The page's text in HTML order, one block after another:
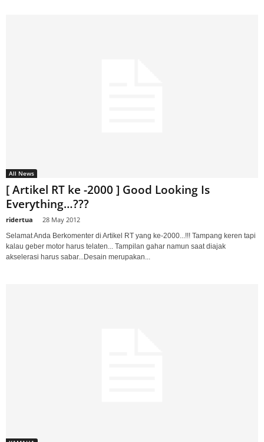
All News
[ Artikel RT ke -2000 ] Good Looking Is
Everything…???
ridertua 28 May 2012
Selamat Anda Berkomenter di Artikel RT yang ke-2000...!!! Tampang keren tapi
kalau geber motor harus telaten... Tampilan gahar namun saat diajak
akselerasi harus sabar...Desain merupakan...